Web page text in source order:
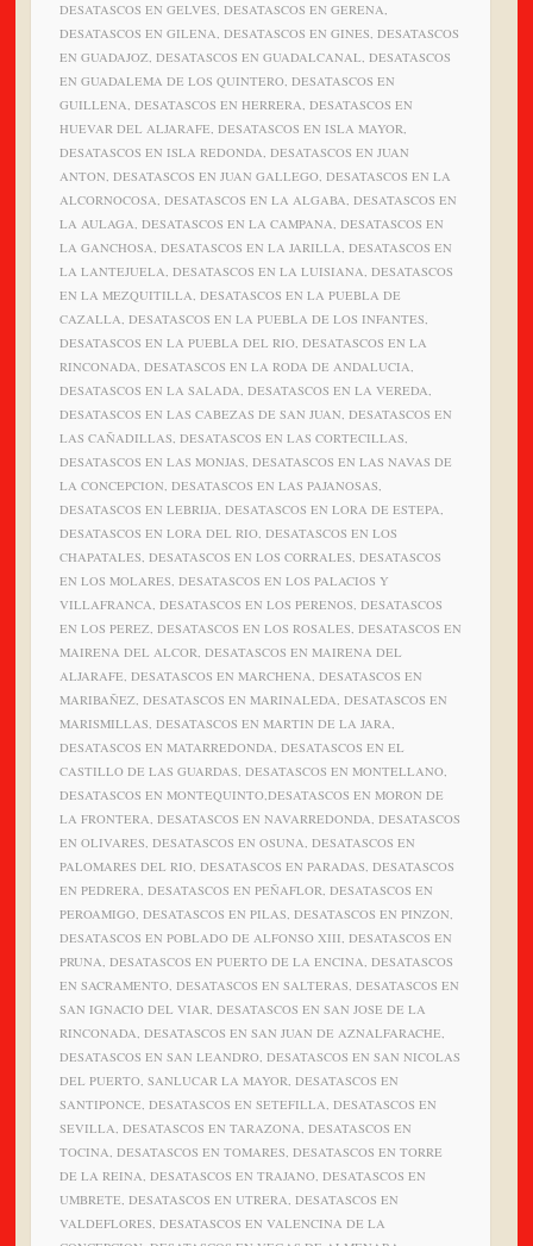
DESATASCOS EN GELVES, DESATASCOS EN GERENA,
DESATASCOS EN GILENA, DESATASCOS EN GINES, DESATASCOS
EN GUADAJOZ, DESATASCOS EN GUADALCANAL, DESATASCOS
EN GUADALEMA DE LOS QUINTERO, DESATASCOS EN
GUILLENA, DESATASCOS EN HERRERA, DESATASCOS EN
HUEVAR DEL ALJARAFE, DESATASCOS EN ISLA MAYOR,
DESATASCOS EN ISLA REDONDA, DESATASCOS EN JUAN
ANTON, DESATASCOS EN JUAN GALLEGO, DESATASCOS EN LA
ALCORNOCOSA, DESATASCOS EN LA ALGABA, DESATASCOS EN
LA AULAGA, DESATASCOS EN LA CAMPANA, DESATASCOS EN
LA GANCHOSA, DESATASCOS EN LA JARILLA, DESATASCOS EN
LA LANTEJUELA, DESATASCOS EN LA LUISIANA, DESATASCOS
EN LA MEZQUITILLA, DESATASCOS EN LA PUEBLA DE
CAZALLA, DESATASCOS EN LA PUEBLA DE LOS INFANTES,
DESATASCOS EN LA PUEBLA DEL RIO, DESATASCOS EN LA
RINCONADA, DESATASCOS EN LA RODA DE ANDALUCIA,
DESATASCOS EN LA SALADA, DESATASCOS EN LA VEREDA,
DESATASCOS EN LAS CABEZAS DE SAN JUAN, DESATASCOS EN
LAS CAÑADILLAS, DESATASCOS EN LAS CORTECILLAS,
DESATASCOS EN LAS MONJAS, DESATASCOS EN LAS NAVAS DE
LA CONCEPCION, DESATASCOS EN LAS PAJANOSAS,
DESATASCOS EN LEBRIJA, DESATASCOS EN LORA DE ESTEPA,
DESATASCOS EN LORA DEL RIO, DESATASCOS EN LOS
CHAPATALES, DESATASCOS EN LOS CORRALES, DESATASCOS
EN LOS MOLARES, DESATASCOS EN LOS PALACIOS Y
VILLAFRANCA, DESATASCOS EN LOS PERENOS, DESATASCOS
EN LOS PEREZ, DESATASCOS EN LOS ROSALES, DESATASCOS EN
MAIRENA DEL ALCOR, DESATASCOS EN MAIRENA DEL
ALJARAFE, DESATASCOS EN MARCHENA, DESATASCOS EN
MARIBAÑEZ, DESATASCOS EN MARINALEDA, DESATASCOS EN
MARISMILLAS, DESATASCOS EN MARTIN DE LA JARA,
DESATASCOS EN MATARREDONDA, DESATASCOS EN EL
CASTILLO DE LAS GUARDAS, DESATASCOS EN MONTELLANO,
DESATASCOS EN MONTEQUINTO,DESATASCOS EN MORON DE
LA FRONTERA, DESATASCOS EN NAVARREDONDA, DESATASCOS
EN OLIVARES, DESATASCOS EN OSUNA, DESATASCOS EN
PALOMARES DEL RIO, DESATASCOS EN PARADAS, DESATASCOS
EN PEDRERA, DESATASCOS EN PEÑAFLOR, DESATASCOS EN
PEROAMIGO, DESATASCOS EN PILAS, DESATASCOS EN PINZON,
DESATASCOS EN POBLADO DE ALFONSO XIII, DESATASCOS EN
PRUNA, DESATASCOS EN PUERTO DE LA ENCINA, DESATASCOS
EN SACRAMENTO, DESATASCOS EN SALTERAS, DESATASCOS EN
SAN IGNACIO DEL VIAR, DESATASCOS EN SAN JOSE DE LA
RINCONADA, DESATASCOS EN SAN JUAN DE AZNALFARACHE,
DESATASCOS EN SAN LEANDRO, DESATASCOS EN SAN NICOLAS
DEL PUERTO, SANLUCAR LA MAYOR, DESATASCOS EN
SANTIPONCE, DESATASCOS EN SETEFILLA, DESATASCOS EN
SEVILLA, DESATASCOS EN TARAZONA, DESATASCOS EN
TOCINA, DESATASCOS EN TOMARES, DESATASCOS EN TORRE
DE LA REINA, DESATASCOS EN TRAJANO, DESATASCOS EN
UMBRETE, DESATASCOS EN UTRERA, DESATASCOS EN
VALDEFLORES, DESATASCOS EN VALENCINA DE LA